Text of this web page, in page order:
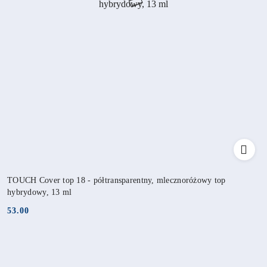
TOUCH Cover top 18 - półtransparentny, mlecznoróżowy top
hybrydowy, 13 ml
Cena:
53.00